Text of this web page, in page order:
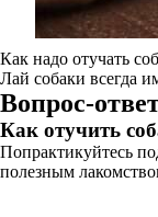
Как надо отучать
Лай собаки всегда
Вопрос-
Как отучить
Попрактикуйтесь
полезным